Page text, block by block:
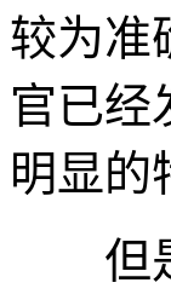
较为准
官已经
明显的
但是